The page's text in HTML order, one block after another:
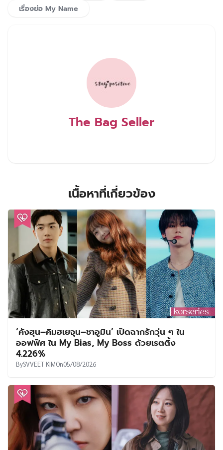
เรื่องย่อ My Name
The Bag Seller
เนื้อหาที่เกี่ยวข้อง
‘คังฮุน–คิมฮเยจุน–ชาอูมิน’ เปิดฉากรักวุ่น ๆ ใน
ออฟฟิศ ใน My Bias, My Boss ด้วยเรตติ้ง
4.226%
BySVVEET KIMOn05/08/2026